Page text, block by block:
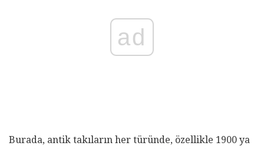
ad
Burada, antik takıların her türünde, özellikle 1900 ya